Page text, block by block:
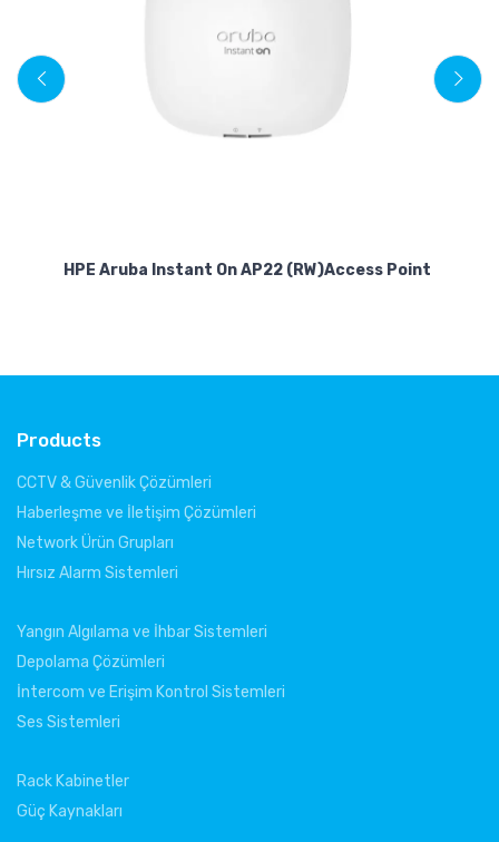
HPE Aruba Instant On AP22 (RW)Access Point
Products
CCTV & Güvenlik Çözümleri
Haberleşme ve İletişim Çözümleri
Network Ürün Grupları
Hırsız Alarm Sistemleri
Yangın Algılama ve İhbar Sistemleri
Depolama Çözümleri
İntercom ve Erişim Kontrol Sistemleri
Ses Sistemleri
Rack Kabinetler
Güç Kaynakları